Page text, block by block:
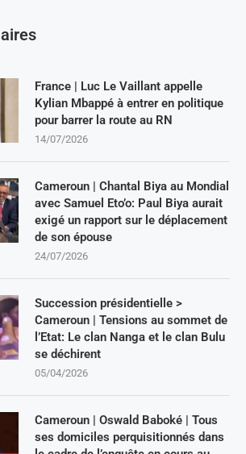
France | Luc Le Vaillant appelle
Kylian Mbappé à entrer en politique
pour barrer la route au RN
14/07/2026
Cameroun | Chantal Biya au Mondial
avec Samuel Eto’o: Paul Biya aurait
exigé un rapport sur le déplacement
de son épouse
24/07/2026
Succession présidentielle >
Cameroun | Tensions au sommet de
l’Etat: Le clan Nanga et le clan Bulu
se déchirent
05/04/2026
Cameroun | Oswald Baboké | Tous
ses domiciles perquisitionnés dans